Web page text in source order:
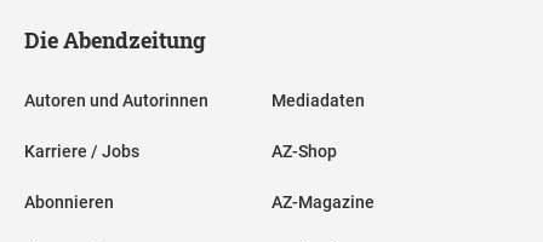
Die Abendzeitung
Autoren und Autorinnen
Karriere / Jobs
Abonnieren
Mediadaten
AZ-Shop
AZ-Magazine